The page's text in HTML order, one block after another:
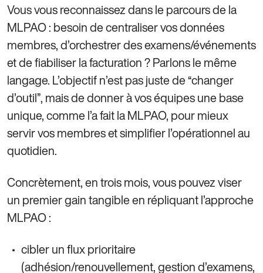
Vous vous reconnaissez dans le parcours de la
MLPAO : besoin de centraliser vos données
membres, d’orchestrer des examens/événements
et de fiabiliser la facturation ? Parlons le même
langage. L’objectif n’est pas juste de “changer
d’outil”, mais de donner à vos équipes une base
unique, comme l’a fait la MLPAO, pour mieux
servir vos membres et simplifier l’opérationnel au
quotidien.
Concrètement, en trois mois, vous pouvez viser
un premier gain tangible en répliquant l’approche
MLPAO :
cibler un flux prioritaire
(adhésion/renouvellement, gestion d’examens,